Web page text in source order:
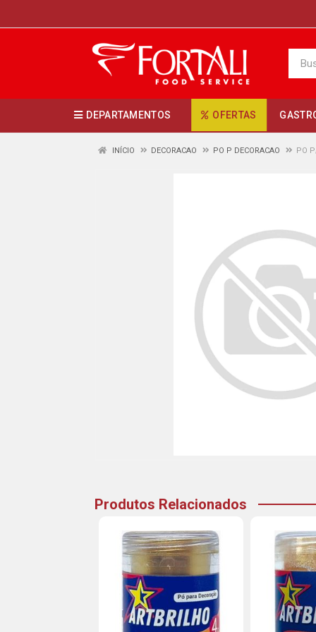
DEPARTAMENTOS OFERTAS
INÍCIO DECORACAO PO P DECORACAO PO
Produtos Relacionados